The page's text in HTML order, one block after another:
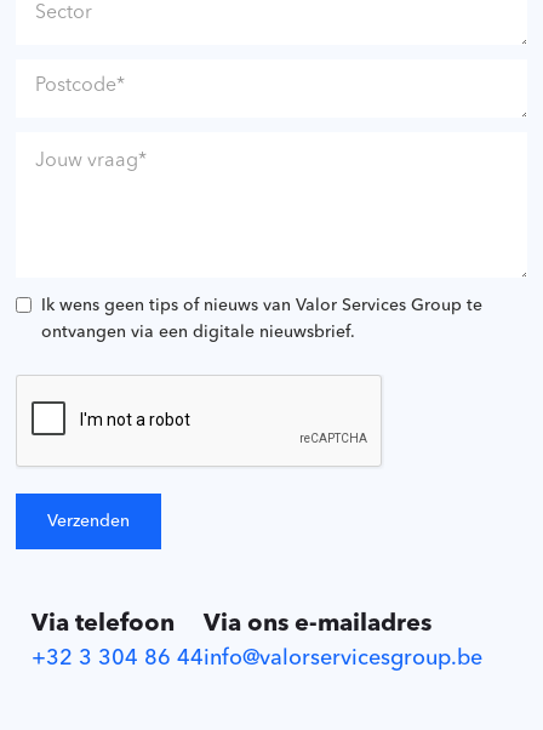
Ik wens geen tips of nieuws van Valor Services Group te
ontvangen via een digitale nieuwsbrief.
Via telefoon
+32 3 304 86 44
Via ons e-mailadres
info@valorservicesgroup.be